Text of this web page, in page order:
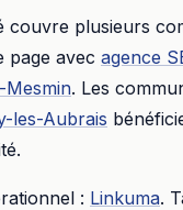
couvre plusieurs
page avec agence
Mesmin. Les
les-Aubrais
: Linkuma.